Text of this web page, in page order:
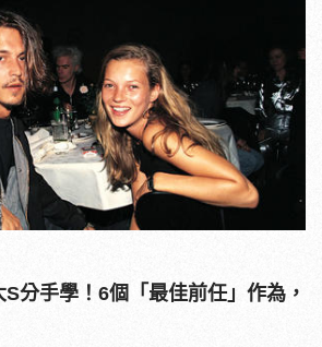
分手學！6個「最佳前任」作為，